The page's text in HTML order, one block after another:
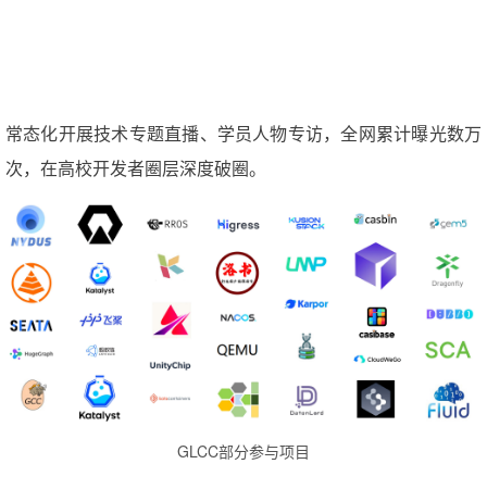
常态化开展技术专题直播、学员人物专访，全网累计曝光数万
次，在高校开发者圈层深度破圈。
GLCC部分参与项目